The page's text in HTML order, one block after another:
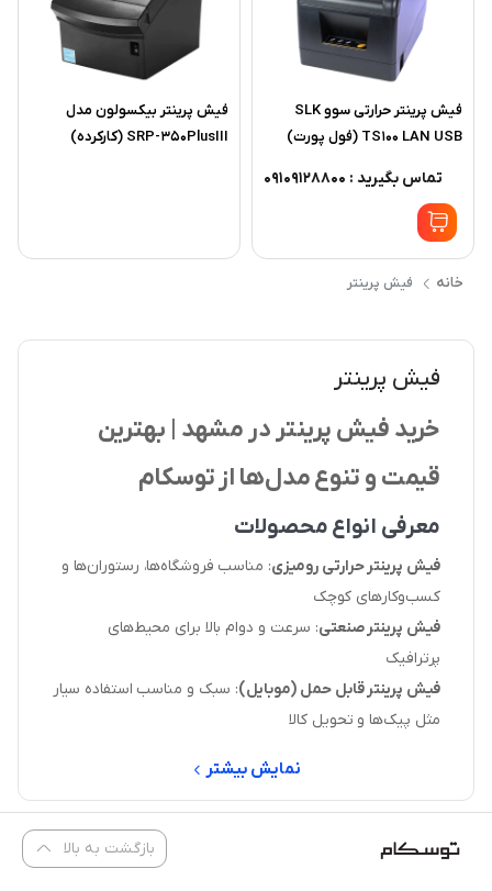
فیش پرینتر حرارتی سوو SLK
TS100 LAN USB (فول پورت)
تماس بگیرید : 09109128800
فیش پرینتر بیکسولون مدل
SRP-350PlusIII (کارکرده)
خانه فیش پرینتر
فیش پرینتر
خرید فیش پرینتر در مشهد | بهترین
قیمت و تنوع مدل‌ها از توسکام
معرفی انواع محصولات
فیش پرینتر حرارتی رومیزی: مناسب فروشگاه‌ها، رستوران‌ها و
کسب‌وکارهای کوچک
فیش پرینتر صنعتی: سرعت و دوام بالا برای محیط‌های
پرترافیک
فیش پرینتر قابل حمل (موبایل): سبک و مناسب استفاده سیار
مثل پیک‌ها و تحویل کالا
نمایش بیشتر
بازگشت به بالا